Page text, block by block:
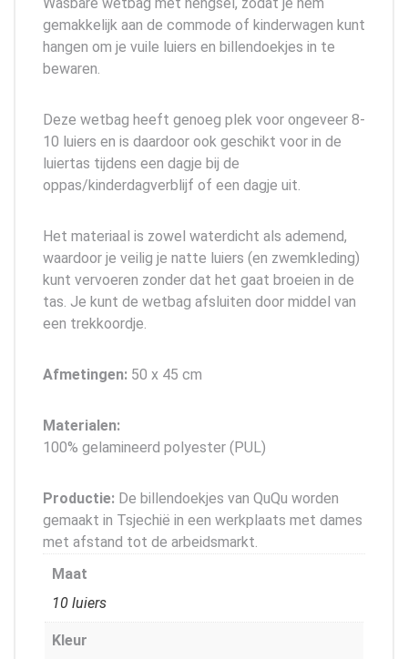
gemakkelijk aan de commode of kinderwagen kunt
hangen om je vuile luiers en billendoekjes in te
bewaren.
Deze wetbag heeft genoeg plek voor ongeveer 8-
10 luiers en is daardoor ook geschikt voor in de
luiertas tijdens een dagje bij de
oppas/kinderdagverblijf of een dagje uit.
Het materiaal is zowel waterdicht als ademend,
waardoor je veilig je natte luiers (en zwemkleding)
kunt vervoeren zonder dat het gaat broeien in de
tas. Je kunt de wetbag afsluiten door middel van
een trekkoordje.
Afmetingen: 50 x 45 cm
Materialen:
100% gelamineerd polyester (PUL)
Productie: De billendoekjes van QuQu worden
gemaakt in Tsjechië in een werkplaats met dames
met afstand tot de arbeidsmarkt.
Maat
10 luiers
Kleur